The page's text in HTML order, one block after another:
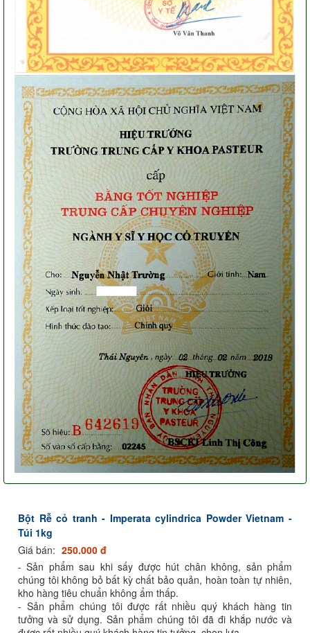
Bột Rễ cỏ tranh - Imperata cylindrica Powder Vietnam -
Túi 1kg
Giá bán: 250.000 đ
- Sản phẩm sau khi sấy được hút chân không, sản phẩm
chúng tôi không bỏ bất kỳ chất bảo quản, hoàn toàn tự nhiên,
kho hàng tiêu chuẩn không ẩm thấp.
- Sản phẩm chúng tôi được rất nhiều quý khách hàng tin
tưởng và sử dụng. Sản phẩm chúng tôi đã đi khắp nước và